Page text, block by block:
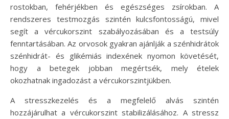
rostokban, fehérjékben és egészséges zsírokban. A
rendszeres testmozgás szintén kulcsfontosságú, mivel
segít a vércukorszint szabályozásában és a testsúly
fenntartásában. Az orvosok gyakran ajánlják a szénhidrátok
szénhidrát- és glikémiás indexének nyomon követését,
hogy a betegek jobban megértsék, mely ételek
okozhatnak ingadozást a vércukorszintjükben.
A stresszkezelés és a megfelelő alvás szintén
hozzájárulhat a vércukorszint stabilizálásához. A stressz